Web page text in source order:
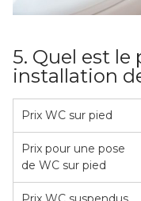
5. Quel est
installation
Prix WC sur pied
Prix pour une pose
de WC sur pied